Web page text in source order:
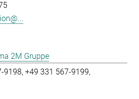
2M Gruppe
9198 +49 331 567-9199